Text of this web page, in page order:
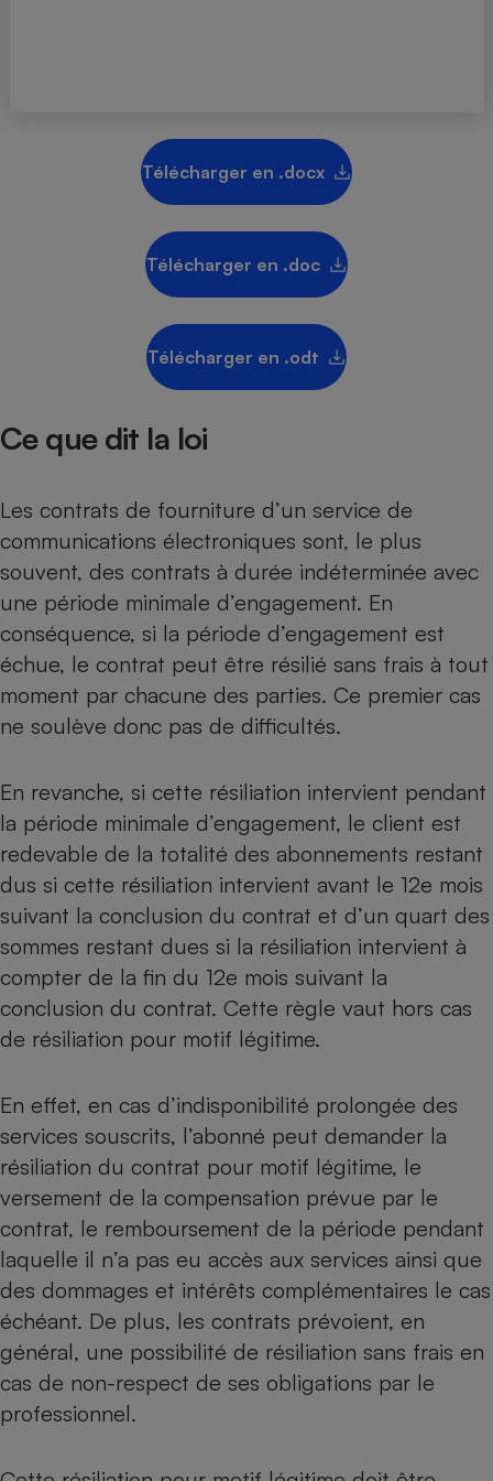
Télécharger en .docx
Télécharger en .doc
Télécharger en .odt
Ce que dit la loi
Les contrats de fourniture d’un service de
communications électroniques sont, le plus
souvent, des contrats à durée indéterminée avec
une période minimale d’engagement. En
conséquence, si la période d’engagement est
échue, le contrat peut être résilié sans frais à tout
moment par chacune des parties. Ce premier cas
ne soulève donc pas de difficultés.
En revanche, si cette résiliation intervient pendant
la période minimale d’engagement, le client est
redevable de la totalité des abonnements restant
dus si cette résiliation intervient avant le 12e mois
suivant la conclusion du contrat et d’un quart des
sommes restant dues si la résiliation intervient à
compter de la fin du 12e mois suivant la
conclusion du contrat. Cette règle vaut hors cas
de résiliation pour motif légitime.
En effet, en cas d’indisponibilité prolongée des
services souscrits, l’abonné peut demander la
résiliation du contrat pour motif légitime, le
versement de la compensation prévue par le
contrat, le remboursement de la période pendant
laquelle il n’a pas eu accès aux services ainsi que
des dommages et intérêts complémentaires le cas
échéant. De plus, les contrats prévoient, en
général, une possibilité de résiliation sans frais en
cas de non-respect de ses obligations par le
professionnel.
Climatiseur -
Cafetière à expressos
Antivirus
Climatiseur -
Ventilateur